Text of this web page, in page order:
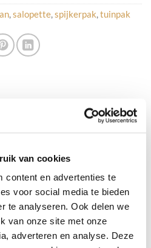
van cookies
content en advertenties te
voor social media te bieden
te analyseren. Ook delen we
van onze site met onze
adverteren en analyse. Deze
,salopette,spijkerpak,tuinpak
mooie lichte jeans kleur
voor een casual en trendy